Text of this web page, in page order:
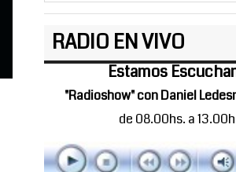
RADIO EN VIVO
Estamos
"Radioshow" con Daniel
de 08.00hs. a